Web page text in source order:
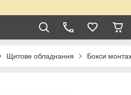
Щитове обладнання Бокси